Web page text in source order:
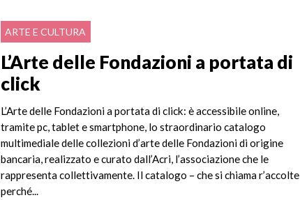
ARTE E CULTURA
L’Arte delle Fondazioni a portata di
click
L’Arte delle Fondazioni a portata di click: è accessibile online,
tramite pc, tablet e smartphone, lo straordinario catalogo
multimediale delle collezioni d’arte delle Fondazioni di origine
bancaria, realizzato e curato dall’Acri, l’associazione che le
rappresenta collettivamente. Il catalogo – che si chiama r’accolte
perché...